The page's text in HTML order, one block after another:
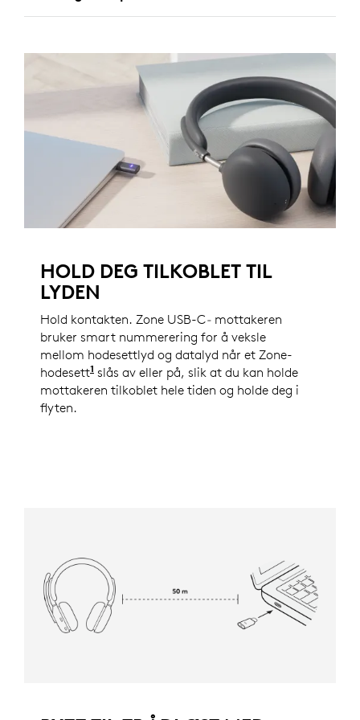
HOLD DEG TILKOBLET TIL
LYDEN
Hold kontakten. Zone USB-C- mottakeren
bruker smart nummerering for å veksle
mellom hodesettlyd og datalyd når et Zone-
hodesett1 Se hele listen over støttede enheter
slås av eller på, slik at du kan holde
mottakeren tilkoblet hele tiden og holde deg i
flyten.